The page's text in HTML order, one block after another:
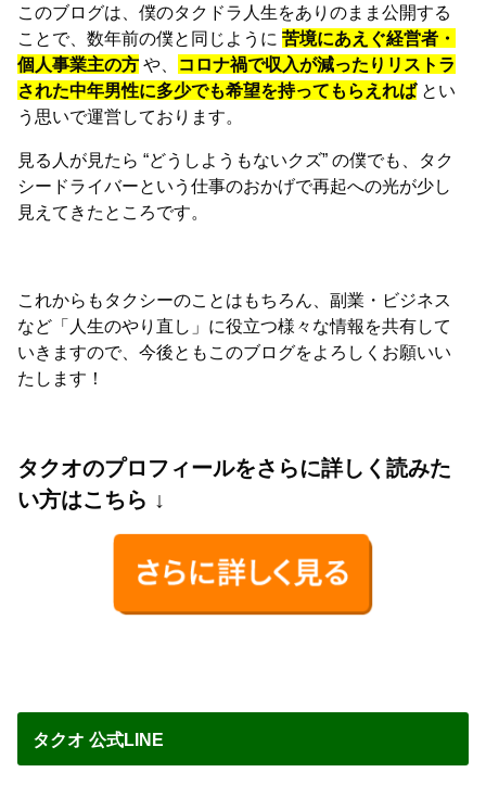
このブログは、僕のタクドラ人生をありのまま公開する
ことで、数年前の僕と同じように苦境にあえぐ経営者・
個人事業主の方 や、 コロナ禍で収入が減ったりリストラ
された中年男性に多少でも希望を持ってもらえればとい
う思いで運営しております。
見る人が見たら “どうしようもないクズ” の僕でも、タク
シードライバーという仕事のおかげで再起への光が少し
見えてきたところです。
これからもタクシーのことはもちろん、副業・ビジネス
など「人生のやり直し」に役立つ様々な情報を共有して
いきますので、今後ともこのブログをよろしくお願いい
たします！
タクオのプロフィールをさらに詳しく読みた
い方はこちら ↓
タクオ 公式LINE